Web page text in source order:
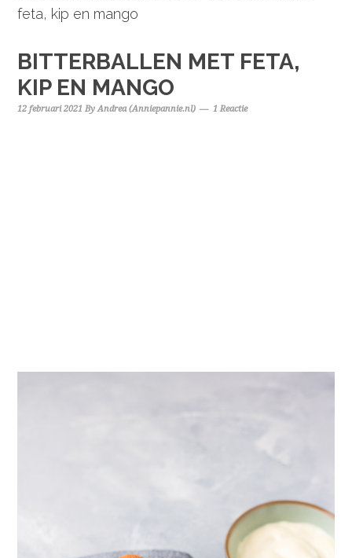
feta, kip en mango
BITTERBALLEN MET FETA,
KIP EN MANGO
12 februari 2021 ByAndrea (Anniepannie.nl) 1 Reactie